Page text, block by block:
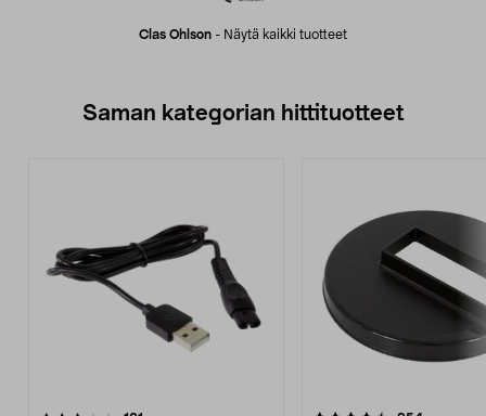
Clas Ohlson - Näytä kaikki tuotteet
Saman kategorian hittituotteet